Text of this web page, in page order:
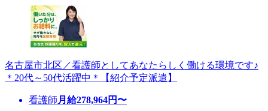
名古屋市北区／看護師としてあなたらしく働ける環境です♪
＊20代～50代活躍中＊【紹介予定派遣】
看護師 月給278,964円〜